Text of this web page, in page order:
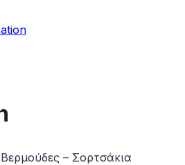
Βερμούδες – Σορτσάκια